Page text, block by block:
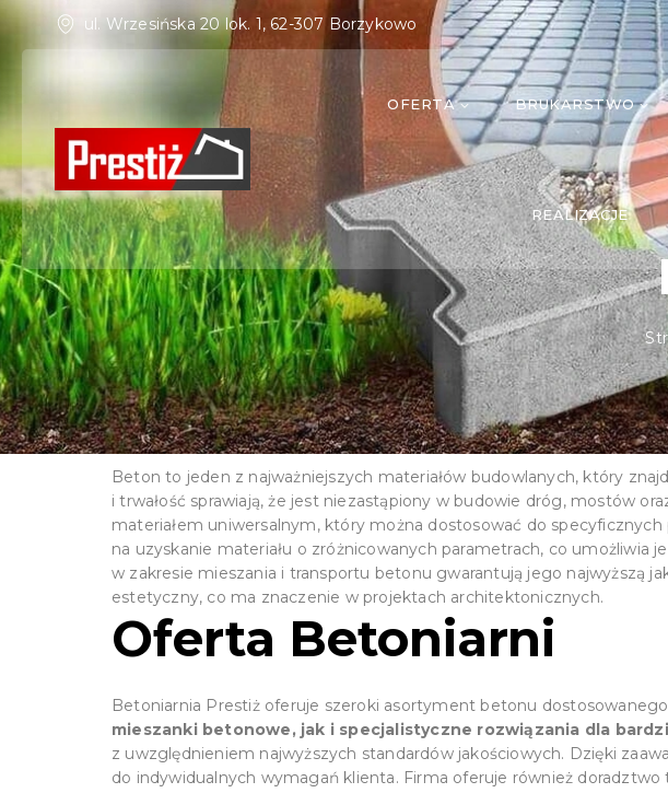
ul. Wrzesińska 20 lok. 1, 62-307 Borzykowo
OFERTA BRUKARSTWO
REALIZACJE
Beton to jeden z najważniejszych materiałów budowlanych, który
i trwałość sprawiają, że jest niezastąpiony w budowie dróg, mostów
materiałem uniwersalnym, który można dostosować do
na uzyskanie materiału o zróżnicowanych parametrach, co
w zakresie mieszania i transportu betonu gwarantują jego najwyższą
estetyczny, co ma znaczenie w projektach architektonicznych.
Oferta Betoniarni
Betoniarnia Prestiż oferuje szeroki asortyment betonu
mieszanki betonowe, jak i specjalistyczne rozwiązania dla
z uwzględnieniem najwyższych standardów jakościowych. Dzięki
do indywidualnych wymagań klienta. Firma oferuje również